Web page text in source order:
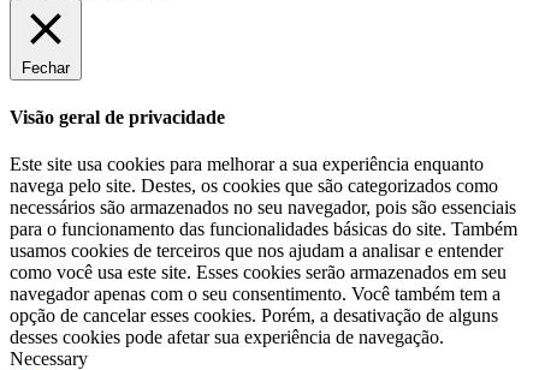
Fechar
Visão geral de privacidade
Este site usa cookies para melhorar a sua experiência enquanto
navega pelo site. Destes, os cookies que são categorizados como
necessários são armazenados no seu navegador, pois são essenciais
para o funcionamento das funcionalidades básicas do site. Também
usamos cookies de terceiros que nos ajudam a analisar e entender
como você usa este site. Esses cookies serão armazenados em seu
navegador apenas com o seu consentimento. Você também tem a
opção de cancelar esses cookies. Porém, a desativação de alguns
desses cookies pode afetar sua experiência de navegação.
Necessary